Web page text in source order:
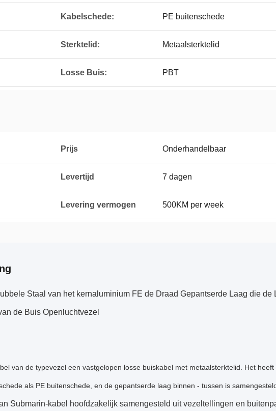
Kabelschede: PE buitenschede
Sterktelid: Metaalsterktelid
Losse Buis: PBT
Prijs Onderhandelbaar
Levertijd 7 dagen
Levering vermogen 500KM per week
Staal van het kernaluminium FE de Draad Gepantserde Laag die de
de Buis Openluchtvezel
van de typevezel een vastgelopen losse buiskabel met metaalsterktelid. Het heeft
als PE buitenschede, en de gepantserde laag binnen - tussen is
Submarin-kabel hoofdzakelijk samengesteld uit vezeltellingen en